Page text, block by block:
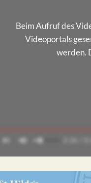
Beim Aufruf des
Videoportals
werden.